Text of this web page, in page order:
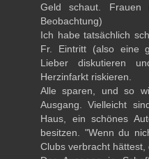
Geld schaut. Frauen
Beobachtung)
Ich habe tatsächlich
Fr. Eintritt (also eine
Lieber diskutieren
Herzinfarkt riskieren.
Alle sparen, und so
Ausgang. Vielleicht
Haus, ein schönes
besitzen. "Wenn du
Clubs verbracht